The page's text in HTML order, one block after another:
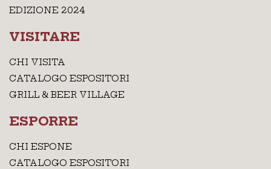
EDIZIONE 2024
VISITARE
CHI VISITA
CATALOGO ESPOSITORI
GRILL & BEER VILLAGE
ESPORRE
CHI ESPONE
CATALOGO ESPOSITORI